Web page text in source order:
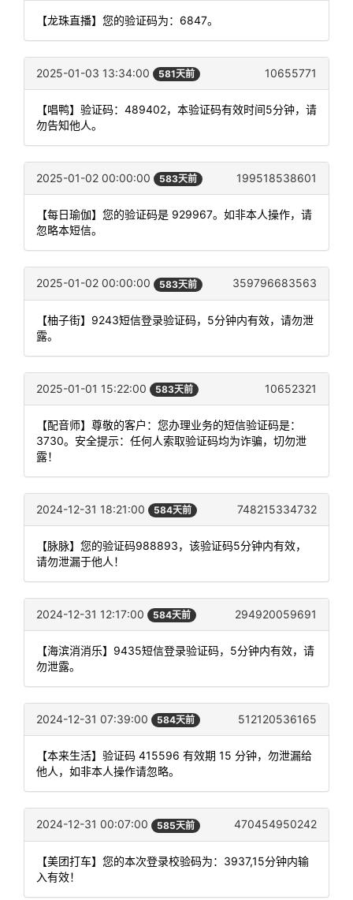
【龙珠直播】您的验证码为：6847。
2025-01-03 13:34:00 581天前 10655771
【唱鸭】验证码：489402，本验证码有效时间5分钟，请
勿告知他人。
2025-01-02 00:00:00 583天前 199518538601
【每日瑜伽】您的验证码是 929967。如非本人操作，请
忽略本短信。
2025-01-02 00:00:00 583天前 359796683563
【柚子街】9243短信登录验证码，5分钟内有效，请勿泄
露。
2025-01-01 15:22:00 583天前 10652321
【配音师】尊敬的客户：您办理业务的短信验证码是：
3730。安全提示：任何人索取验证码均为诈骗，切勿泄
露！
2024-12-31 18:21:00 584天前 748215334732
【脉脉】您的验证码988893，该验证码5分钟内有效，
请勿泄漏于他人！
2024-12-31 12:17:00 584天前 294920059691
【海滨消消乐】9435短信登录验证码，5分钟内有效，请
勿泄露。
2024-12-31 07:39:00 584天前 512120536165
【本来生活】验证码 415596 有效期 15 分钟，勿泄漏给
他人，如非本人操作请忽略。
2024-12-31 00:07:00 585天前 470454950242
【美团打车】您的本次登录校验码为：3937,15分钟内输
入有效！